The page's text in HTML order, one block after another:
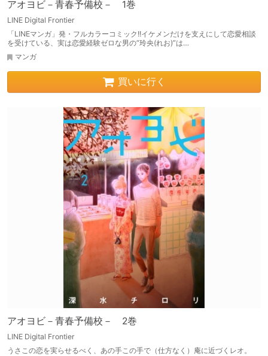
アオヨビ－青春予備校－ 1巻
LINE Digital Frontier
「LINEマンガ」発・フルカラーコミック!!イケメンだけを支えにして恋愛相談
を受けている、実は恋愛経験ゼロな男の“玲央(れお)”は…
マンガ
買いに行く
アオヨビ－青春予備校－ 2巻
LINE Digital Frontier
うさこの恋を実らせるべく、あの手この手で（仕方なく）庵に近づくレオ。